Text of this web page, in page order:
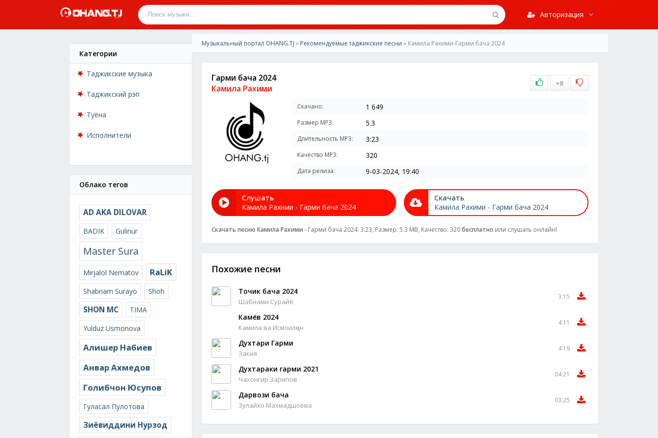
Авторизация
Категории
Таджикские музыка
Таджикский рэп
Туёна
Исполнители
Облако тегов
AD AKA DILOVAR
BADIK Gulinur
Master Sura
Mirjalol Nematov RaLiK
Shabnam Surayo Shoh
SHON MC
TIMA
Yulduz Usmonova
Алишер Набиев
Анвар Ахмедов
Голибчон Юсупов
Гуласал Пулотова
Зиёвиддини Нурзод
Музыкальный портал OHANG.TJ » Рекомендуемые таджикские песни » Камила Рахими-Гарми бача 2024
Гарми бача 2024
Камила Рахими
+8
Скачано: 1 649
Размер MP3: 5.3
Длительность MP3: 3:23
Качество MP3: 320
Дата релиза: 9-03-2024, 19:40
Слушать
Камила Рахими - Гарми бача 2024
Скачать
Камила Рахими - Гарми бача 2024
Скачать песню Камила Рахими - Гарми бача 2024: 3:23, Размер: 5.3 MB, Качество: 320бесплатно или слушать онлайн!
Похожие песни
Точик бача 2024
Шабнами Сурайё
3:15
Камёв 2024
Камила ва Исмоилҷон
4:11
Духтари Гарми
Закия
4:19
Духтараки гарми 2021
Чахонгир Зарипов
04:21
Дарвози бача
Зулайхо Махмадшоева
03:25